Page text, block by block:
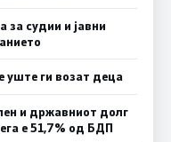
за судии и јавни
уште ги возат деца
и државниот долг
е 51,7% од БДП